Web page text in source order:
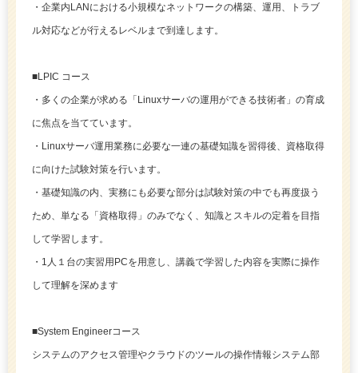
・企業内LANにおける小規模なネットワークの構築、運用、トラブ
ル対応などが行えるレベルまで到達します。
■LPIC コース
・多くの企業が求める「Linuxサーバの運用ができる技術者」の育成
に焦点を当てています。
・Linuxサーバ運用業務に必要な一連の基礎知識を習得後、資格取得
に向けた試験対策を行います。
・基礎知識の内、実務にも必要な部分は試験対策の中でも再度扱う
ため、単なる「資格取得」のみでなく、知識とスキルの定着を目指
して学習します。
・1人１台の実習用PCを用意し、講義で学習した内容を実際に操作
して理解を深めます
■System Engineerコース
システムのアクセス管理やクラウドのツールの操作情報システム部